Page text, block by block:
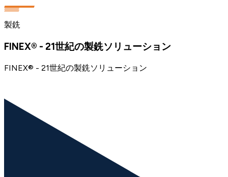
製銑
FINEX® - 21世紀の製銑ソリューション
FINEX® - 21世紀の製銑ソリューション